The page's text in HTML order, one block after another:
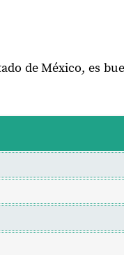
de México, es